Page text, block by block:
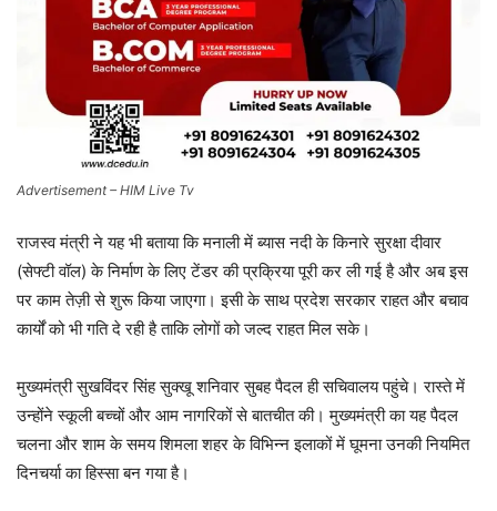
Advertisement – HIM Live Tv
राजस्व मंत्री ने यह भी बताया कि मनाली में ब्यास नदी के किनारे सुरक्षा दीवार
(सेफ्टी वॉल) के निर्माण के लिए टेंडर की प्रक्रिया पूरी कर ली गई है और अब इस
पर काम तेज़ी से शुरू किया जाएगा। इसी के साथ प्रदेश सरकार राहत और बचाव
कार्यों को भी गति दे रही है ताकि लोगों को जल्द राहत मिल सके।
मुख्यमंत्री सुखविंदर सिंह सुक्खू शनिवार सुबह पैदल ही सचिवालय पहुंचे। रास्ते में
उन्होंने स्कूली बच्चों और आम नागरिकों से बातचीत की। मुख्यमंत्री का यह पैदल
चलना और शाम के समय शिमला शहर के विभिन्न इलाकों में घूमना उनकी नियमित
दिनचर्या का हिस्सा बन गया है।